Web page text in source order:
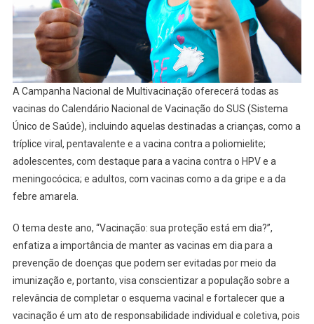
A Campanha Nacional de Multivacinação oferecerá todas as
vacinas do Calendário Nacional de Vacinação do SUS (Sistema
Único de Saúde), incluindo aquelas destinadas a crianças, como a
tríplice viral, pentavalente e a vacina contra a poliomielite;
adolescentes, com destaque para a vacina contra o HPV e a
meningocócica; e adultos, com vacinas como a da gripe e a da
febre amarela.
O tema deste ano, “Vacinação: sua proteção está em dia?”,
enfatiza a importância de manter as vacinas em dia para a
prevenção de doenças que podem ser evitadas por meio da
imunização e, portanto, visa conscientizar a população sobre a
relevância de completar o esquema vacinal e fortalecer que a
vacinação é um ato de responsabilidade individual e coletiva, pois